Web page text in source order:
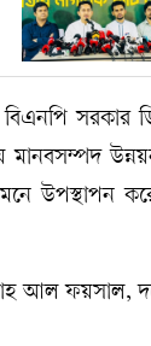
সরকার
মানবসম্পদ
উপস্থাপন
আল ফয়সাল,